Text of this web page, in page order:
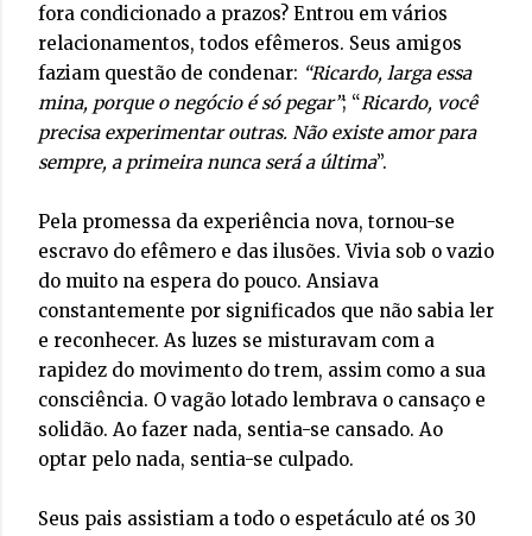
fora condicionado a prazos? Entrou em vários
relacionamentos, todos efêmeros. Seus amigos
faziam questão de condenar: “Ricardo, larga essa
mina, porque o negócio é só pegar”; “Ricardo, você
precisa experimentar outras. Não existe amor para
sempre, a primeira nunca será a última”.
Pela promessa da experiência nova, tornou-se
escravo do efêmero e das ilusões. Vivia sob o vazio
do muito na espera do pouco. Ansiava
constantemente por significados que não sabia ler
e reconhecer. As luzes se misturavam com a
rapidez do movimento do trem, assim como a sua
consciência. O vagão lotado lembrava o cansaço e
solidão. Ao fazer nada, sentia-se cansado. Ao
optar pelo nada, sentia-se culpado.
Seus pais assistiam a todo o espetáculo até os 30